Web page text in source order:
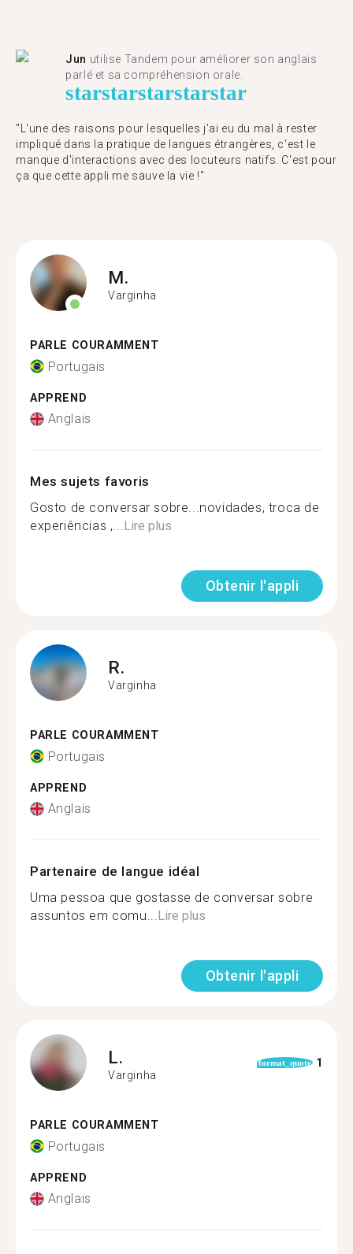
Jun utilise Tandem pour améliorer son anglais
parlé et sa compréhension orale.
starstarstarstarstar
"L'une des raisons pour lesquelles j'ai eu du mal à rester
impliqué dans la pratique de langues étrangères, c'est le
manque d'interactions avec des locuteurs natifs. C'est pour
ça que cette appli me sauve la vie !"
M.
Varginha
PARLE COURAMMENT
Portugais
APPREND
Anglais
Mes sujets favoris
Gosto de conversar sobre...novidades, troca de
experiências ,...Lire plus
Obtenir l'appli
R.
Varginha
PARLE COURAMMENT
Portugais
APPREND
Anglais
Partenaire de langue idéal
Uma pessoa que gostasse de conversar sobre
assuntos em comu...Lire plus
Obtenir l'appli
L.
Varginha
format_quote 1
PARLE COURAMMENT
Portugais
APPREND
Anglais